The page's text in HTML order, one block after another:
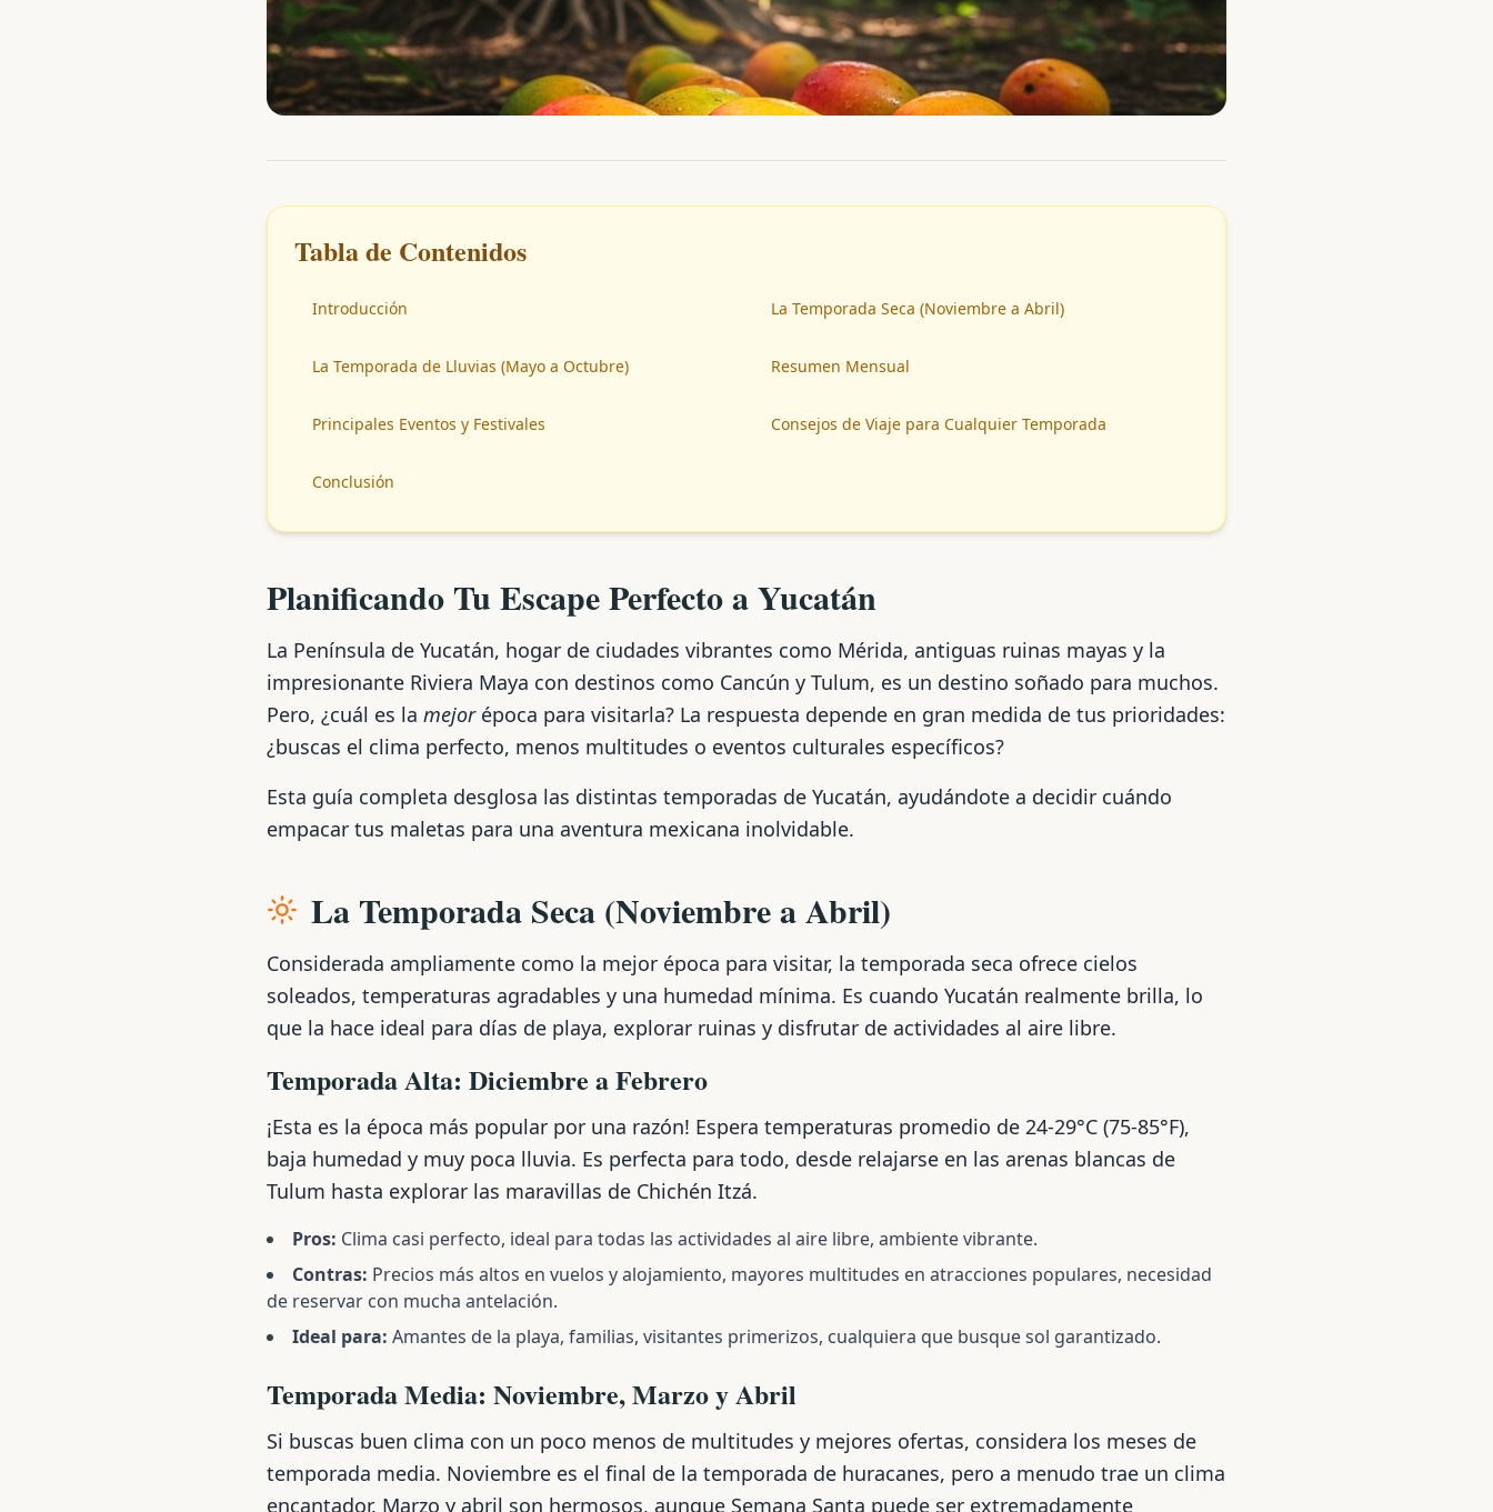
Tabla de Contenidos
Introducción La Temporada Seca (Noviembre a Abril)
La Temporada de Lluvias (Mayo a Octubre) Resumen Mensual
Principales Eventos y Festivales Consejos de Viaje para Cualquier Temporada
Conclusión
Planificando Tu Escape Perfecto a Yucatán
La Península de Yucatán, hogar de ciudades vibrantes como Mérida, antiguas ruinas mayas y la
impresionante Riviera Maya con destinos como Cancún y Tulum, es un destino soñado para muchos.
Pero, ¿cuál es la mejorépoca para visitarla? La respuesta depende en gran medida de tus prioridades:
¿buscas el clima perfecto, menos multitudes o eventos culturales específicos?
Esta guía completa desglosa las distintas temporadas de Yucatán, ayudándote a decidir cuándo
empacar tus maletas para una aventura mexicana inolvidable.
La Temporada Seca (Noviembre a Abril)
Considerada ampliamente como la mejor época para visitar, la temporada seca ofrece cielos
soleados, temperaturas agradables y una humedad mínima. Es cuando Yucatán realmente brilla, lo
que la hace ideal para días de playa, explorar ruinas y disfrutar de actividades al aire libre.
Temporada Alta: Diciembre a Febrero
¡Esta es la época más popular por una razón! Espera temperaturas promedio de 24-29°C (75-85°F),
baja humedad y muy poca lluvia. Es perfecta para todo, desde relajarse en las arenas blancas de
Tulum hasta explorar las maravillas de Chichén Itzá.
Pros: Clima casi perfecto, ideal para todas las actividades al aire libre, ambiente vibrante.
Contras: Precios más altos en vuelos y alojamiento, mayores multitudes en atracciones populares, necesidad
de reservar con mucha antelación.
Ideal para: Amantes de la playa, familias, visitantes primerizos, cualquiera que busque sol garantizado.
Temporada Media: Noviembre, Marzo y Abril
Si buscas buen clima con un poco menos de multitudes y mejores ofertas, considera los meses de
temporada media. Noviembre es el final de la temporada de huracanes, pero a menudo trae un clima
encantador. Marzo y abril son hermosos, aunque Semana Santa puede ser extremadamente